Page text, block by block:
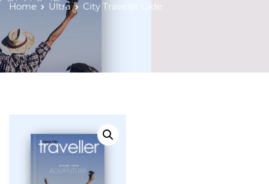
Home Ultra City Traveler Gide